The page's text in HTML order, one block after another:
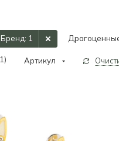
Бренд: 1
1) Артикул